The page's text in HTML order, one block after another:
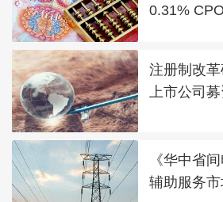
0.31%
注册制改
上市公司
《华中省
辅助服务